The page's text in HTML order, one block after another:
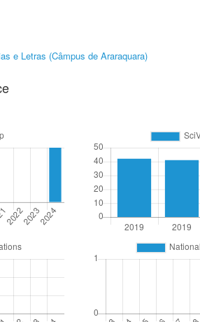
e Letras (Câmpus de Araraquara)